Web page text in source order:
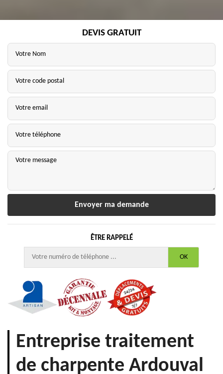
DEVIS GRATUIT
ÊTRE RAPPELÉ
Entreprise traitement
de charpente Ardouval